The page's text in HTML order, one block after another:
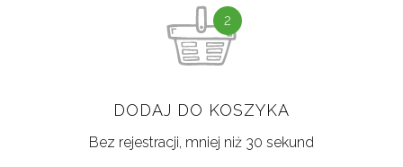
2
DODAJ DO KOSZYKA
Bez rejestracji, mniej niż 30 sekund